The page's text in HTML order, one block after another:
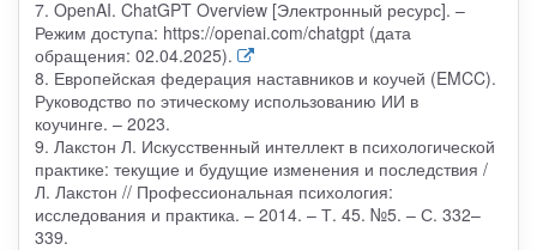
7. OpenAI. ChatGPT Overview [Электронный ресурс]. –
Режим доступа: https://openai.com/chatgpt (дата
обращения: 02.04.2025).
8. Европейская федерация наставников и коучей (EMCC).
Руководство по этическому использованию ИИ в
коучинге. – 2023.
9. Лакстон Л. Искусственный интеллект в психологической
практике: текущие и будущие изменения и последствия /
Л. Лакстон // Профессиональная психология:
исследования и практика. – 2014. – Т. 45. №5. – С. 332–
339.